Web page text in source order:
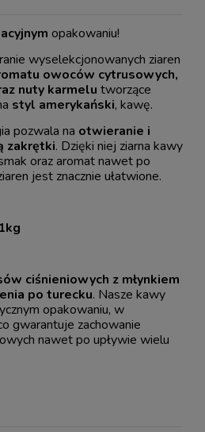
opakowaniu!
wyselekcjonowanych ziaren
owoców cytrusowych,
nuty karmelu tworzące
styl amerykański, kawę.
pozwala na otwieranie i
zakrętki. Dzięki niej ziarna kawy
oraz aromat nawet po
jest znacznie ułatwione.
ciśnieniowych z młynkiem
po turecku. Nasze kawy
opakowaniu, w
gwarantuje zachowanie
nawet po upływie wielu